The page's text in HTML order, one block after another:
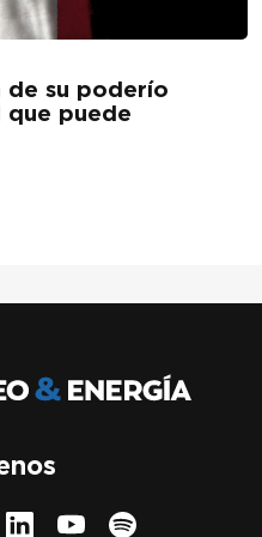
de su poderío
que puede